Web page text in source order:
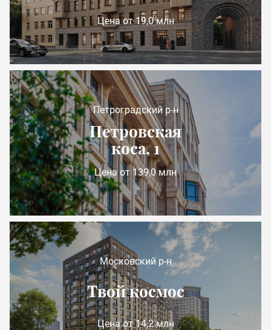
Цена от 19,0 млн
Петроградский р-н
Петровская
коса, 1
Цена от 139,0 млн
Московский р-н
Твой космос
Цена от 14,2 млн